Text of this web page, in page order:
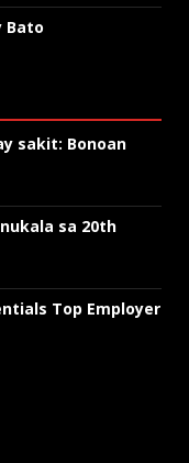
Bato
sakit: Bonoan
sa 20th
Top Employer